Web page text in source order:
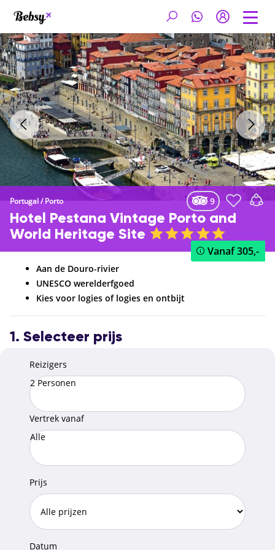
Portugal/Porto 9
Hotel Pestana Vintage Porto and
World Heritage Site
Vanaf305,-
Aan de Douro-rivier
UNESCO werelderfgoed
Kies voor logies of logies en ontbijt
1. Selecteer prijs
Reizigers
2 Personen
Vertrek vanaf
Alle
Prijs
Datum